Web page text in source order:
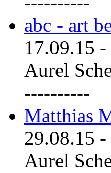
abc - art
17.09.15 -
Aurel
----------
Matthias
29.08.15 -
Aurel